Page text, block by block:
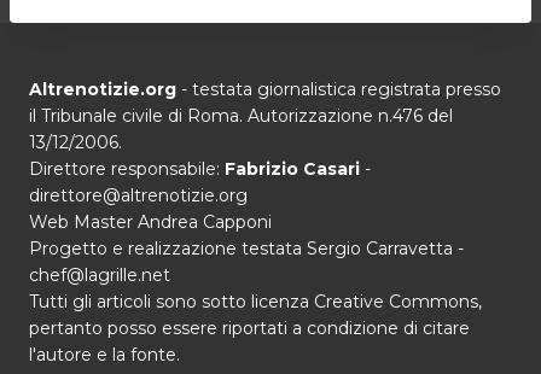
Altrenotizie.org - testata giornalistica registrata presso
il Tribunale civile di Roma. Autorizzazione n.476 del
13/12/2006.
Direttore responsabile: Fabrizio Casari -
direttore@altrenotizie.org
Web Master Andrea Capponi
Progetto e realizzazione testata Sergio Carravetta -
chef@lagrille.net
Tutti gli articoli sono sotto licenza Creative Commons,
pertanto posso essere riportati a condizione di citare
l'autore e la fonte.